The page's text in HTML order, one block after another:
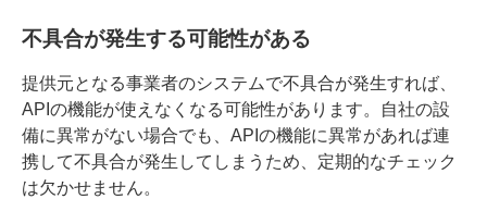
不具合が発生する可能性がある
提供元となる事業者のシステムで不具合が発生すれば、
APIの機能が使えなくなる可能性があります。自社の設
備に異常がない場合でも、APIの機能に異常があれば連
携して不具合が発生してしまうため、定期的なチェック
は欠かせません。